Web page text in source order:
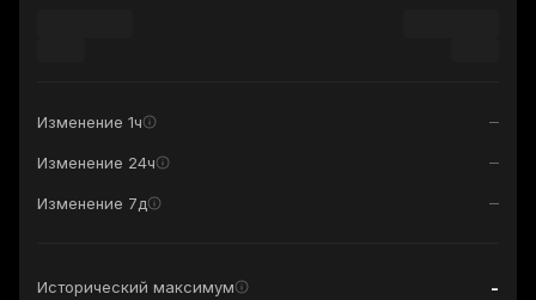
Изменение 1ч
Изменение 24ч
Изменение 7д
Исторический максимум -